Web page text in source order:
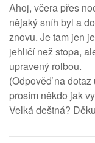
Ahoj, včera přes
nějaký sníh byl a
znovu. Je tam jen
jehličí než stopa,
upravený rolbou.
(Odpověď na
prosím někdo jak
Velká deštná?